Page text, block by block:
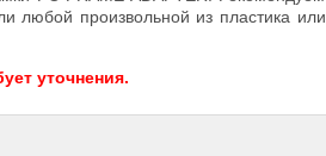
любой произвольной из пластика или
уточнения.